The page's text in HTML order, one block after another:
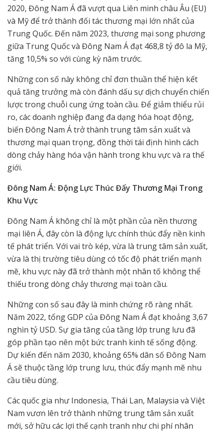
2020, Đông Nam Á đã vượt qua Liên minh châu Âu (EU)
và Mỹ để trở thành đối tác thương mại lớn nhất của
Trung Quốc. Đến năm 2023, thương mại song phương
giữa Trung Quốc và Đông Nam Á đạt 468,8 tỷ đô la Mỹ,
tăng 10,5% so với cùng kỳ năm trước.
Những con số này không chỉ đơn thuần thể hiện kết
quả tăng trưởng mà còn đánh dấu sự dịch chuyển chiến
lược trong chuỗi cung ứng toàn cầu. Để giảm thiểu rủi
ro, các doanh nghiệp đang đa dạng hóa hoạt động,
biến Đông Nam Á trở thành trung tâm sản xuất và
thương mại quan trọng, đồng thời tái định hình cách
dòng chảy hàng hóa vận hành trong khu vực và ra thế
giới.
Đông Nam Á: Động Lực Thúc Đẩy Thương Mại Trong
Khu Vực
Đông Nam Á không chỉ là một phần của nền thương
mại liên Á, đây còn là động lực chính thúc đẩy nền kinh
tế phát triển. Với vai trò kép, vừa là trung tâm sản xuất,
vừa là thị trường tiêu dùng có tốc độ phát triển mạnh
mẽ, khu vực này đã trở thành một nhân tố không thể
thiếu trong dòng chảy thương mại toàn cầu.
Những con số sau đây là minh chứng rõ ràng nhất.
Năm 2022, tổng GDP của Đông Nam Á đạt khoảng 3,67
nghìn tỷ USD. Sự gia tăng của tầng lớp trung lưu đã
góp phần tạo nên một bức tranh kinh tế sống động.
Dự kiến đến năm 2030, khoảng 65% dân số Đông Nam
Á sẽ thuộc tầng lớp trung lưu, thúc đẩy mạnh mẽ nhu
cầu tiêu dùng.
Các quốc gia như Indonesia, Thái Lan, Malaysia và Việt
Nam vươn lên trở thành những trung tâm sản xuất
mới, sở hữu các lợi thế cạnh tranh như chi phí nhân